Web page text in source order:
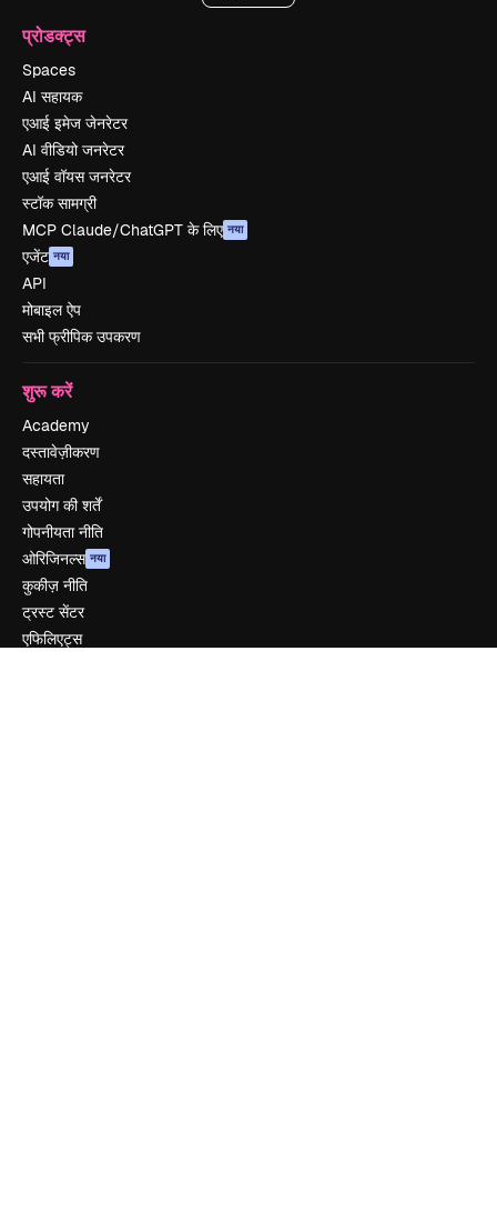
प्रोडक्ट्स
Spaces
AI सहायक
एआई इमेज जेनरेटर
AI वीडियो जनरेटर
एआई वॉयस जनरेटर
स्टॉक सामग्री
MCP Claude/ChatGPT के लिए नया
एजेंट नया
API
मोबाइल ऐप
सभी फ्रीपिक उपकरण
शुरू करें
Academy
दस्तावेज़ीकरण
सहायता
उपयोग की शर्तें
गोपनीयता नीति
ओरिजिनल्स नया
कुकीज़ नीति
ट्रस्ट सेंटर
एफिलिएट्स